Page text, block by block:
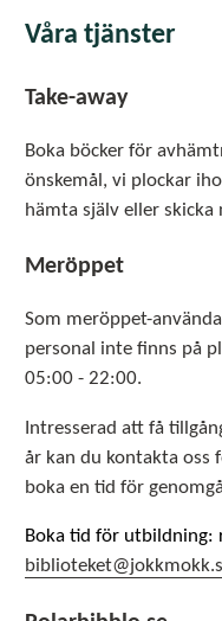
Våra tjänster
Take-away
Boka böcker för
önskemål, vi plockar
hämta själv eller
Meröppet
Som meröppet-
personal inte finns på
05:00 - 22:00.
Intresserad att få
år kan du kontakta
boka en tid för
Boka tid för utbildning: